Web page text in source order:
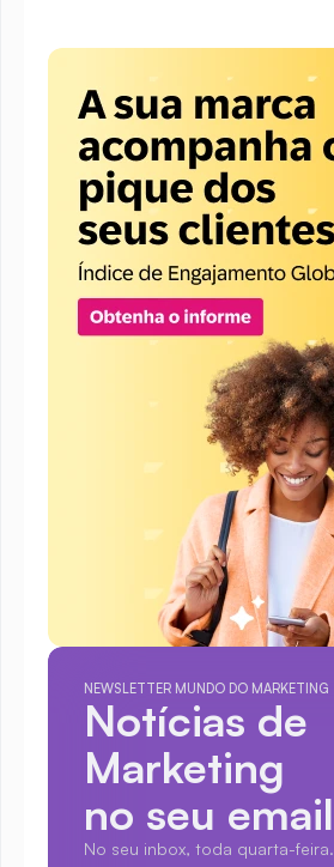
NEWSLETTER MUNDO DO MARKETING
Notícias de
Marketing
no seu email
No seu inbox, toda quarta-feira.